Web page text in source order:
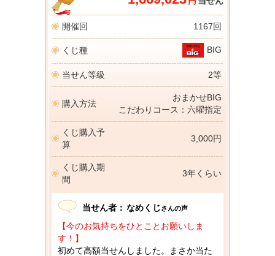
開催回 1167回
くじ種 BIG
当せん等級 2等
購入方法
おまかせBIG
こだわりコース：六曜指定
くじ購入予
算
3,000円
くじ購入期
間
3年くらい
当せん者： なめくじさんの声
【今のお気持ちをひとことお願いしま
す！】
初めて高額当せんしました。まさか当た